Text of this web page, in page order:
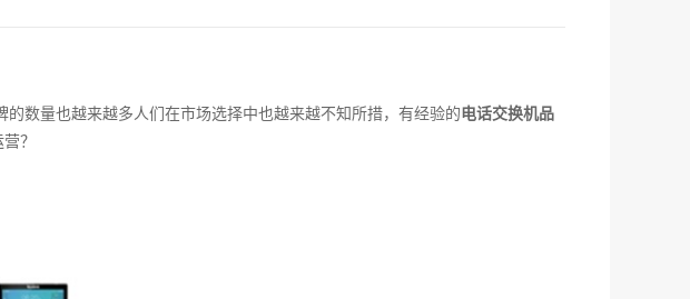
数量也越来越多人们在市场选择中也越来越不知所措，有经验的电话交换机品
？